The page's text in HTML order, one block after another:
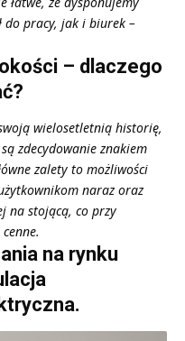
do pracy, jak i biurek –
– dlaczego
wielosetletnią historię,
zdecydowanie znakiem
zalety to możliwości
naraz oraz
na stojącą, co przy
na rynku